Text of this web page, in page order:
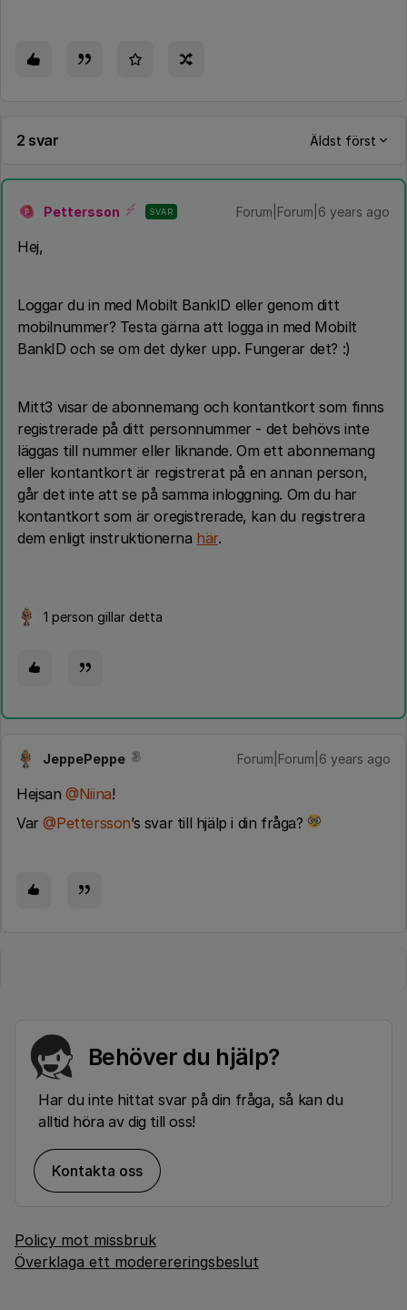
2 svar Äldst först
P Pettersson SVAR Forum|Forum|6 years ago
Hej,
Loggar du in med Mobilt BankID eller genom ditt
mobilnummer? Testa gärna att logga in med Mobilt
BankID och se om det dyker upp. Fungerar det? :)
Mitt3 visar de abonnemang och kontantkort som finns
registrerade på ditt personnummer - det behövs inte
läggas till nummer eller liknande. Om ett abonnemang
eller kontantkort är registrerat på en annan person,
går det inte att se på samma inloggning. Om du har
kontantkort som är oregistrerade, kan du registrera
dem enligt instruktionerna här.
1 person gillar detta
JeppePeppe Forum|Forum|6 years ago
Hejsan@Niina!
Var@Pettersson’s svar till hjälp i din fråga?
Behöver du hjälp?
Har du inte hittat svar på din fråga, så kan du
alltid höra av dig till oss!
Kontakta oss
Policy mot missbruk
Överklaga ett moderereringsbeslut